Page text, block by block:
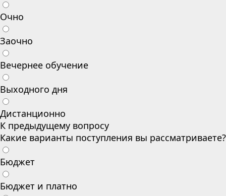
Очно
Заочно
Вечернее обучение
Выходного дня
Дистанционно
К предыдущему вопросу
Какие варианты поступления вы рассматриваете?
Бюджет
Бюджет и платно